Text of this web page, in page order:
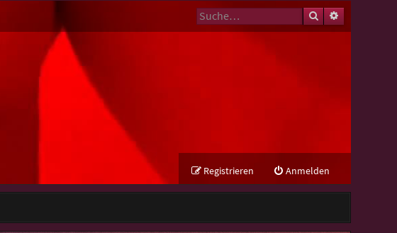
Suche
Anmelden
Registrieren